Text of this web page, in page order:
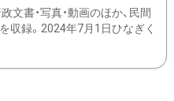
書・写真・動画のほか、民間
収録。2024年7月1日ひなぎく